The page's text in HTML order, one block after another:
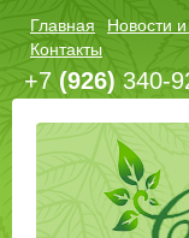
Главная Новости
Контакты
+7 (926) 340-